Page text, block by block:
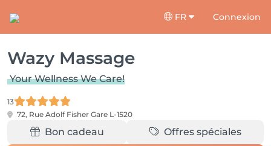
FR Connexion
Wazy Massage
Your Wellness We Care!
13
72, Rue Adolf Fisher Gare L-1520
Bon cadeau Offres spéciales